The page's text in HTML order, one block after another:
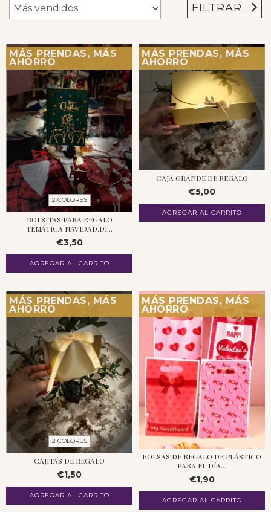
FILTRAR
MÁS PRENDAS, MÁS
AHORRO
2 COLORES
BOLSITAS PARA REGALO
TEMÁTICA NAVIDAD.DI...
€3,50
AGREGAR AL CARRITO
MÁS PRENDAS, MÁS
AHORRO
CAJA GRANDE DE REGALO
€5,00
AGREGAR AL CARRITO
MÁS PRENDAS, MÁS
AHORRO
2 COLORES
CAJITAS DE REGALO
€1,50
AGREGAR AL CARRITO
MÁS PRENDAS, MÁS
AHORRO
BOLSAS DE REGALO DE PLÁSTICO
PARA EL DÍA...
€1,90